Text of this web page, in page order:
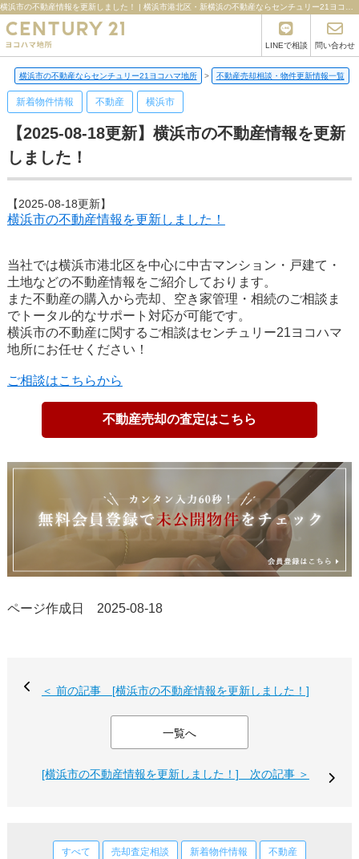
LINEで相談 問い合わせ
横浜市の不動産ならセンチュリー21ヨコハマ地所 > 不動産売却相談・物件更新情報一覧
新着物件情報 不動産 横浜市
【2025-08-18更新】横浜市の不動産情報を更新
しました！
【2025-08-18更新】
横浜市の不動産情報を更新しました！
当社では横浜市港北区を中心に中古マンション・戸建て・
土地などの不動産情報をご紹介しております。
また不動産の購入から売却、空き家管理・相続のご相談ま
でトータル的なサポート対応が可能です。
横浜市の不動産に関するご相談はセンチュリー21ヨコハマ
地所にお任せください！
ご相談はこちらから
不動産売却の査定はこちら
ページ作成日 2025-08-18
＜ 前の記事 [横浜市の不動産情報を更新しました！]
一覧へ
[横浜市の不動産情報を更新しました！] 次の記事 ＞
すべて 売却査定相談 新着物件情報 不動産